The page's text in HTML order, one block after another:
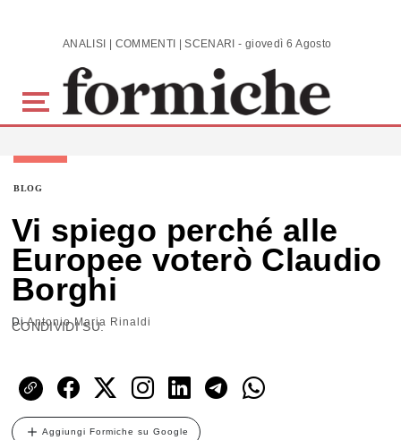
Skip to main content ANALISI | COMMENTI | SCENARI - giovedì 6 Agosto 2026
BLOG
Vi spiego perché alle
Europee voterò Claudio
Borghi
DiAntonio Maria Rinaldi
CONDIVIDI SU:
Aggiungi Formiche su Google